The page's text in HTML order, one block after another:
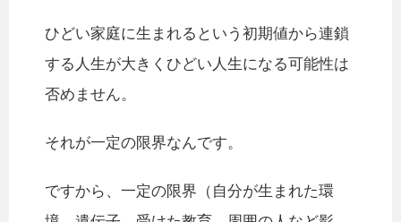
ひどい家庭に生まれるという初期値から連鎖
する人生が大きくひどい人生になる可能性は
否めません。
それが一定の限界なんです。
ですから、一定の限界（自分が生まれた環